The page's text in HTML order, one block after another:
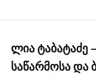
ლია ტაბატაძე
საწარმოსა და